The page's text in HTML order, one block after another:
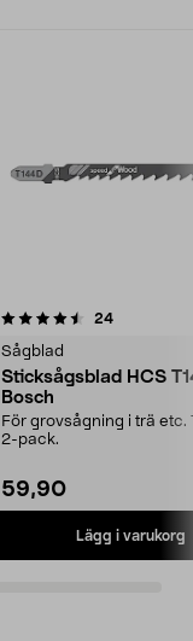
24recensioner
Sågblad
Sticksågsblad HCS
Bosch
För grovsågning i trä etc.
2-pack.
59,90
Lägg i varukorg
4.5av 5 stjärnor